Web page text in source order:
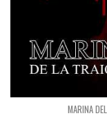
MARINA